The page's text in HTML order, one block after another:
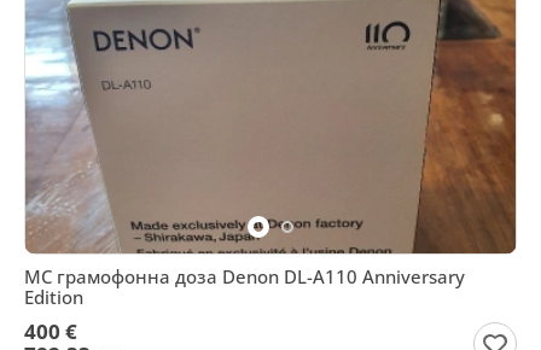
МС грамофонна доза Denon DL-A110 Anniversary
Edition
400 €